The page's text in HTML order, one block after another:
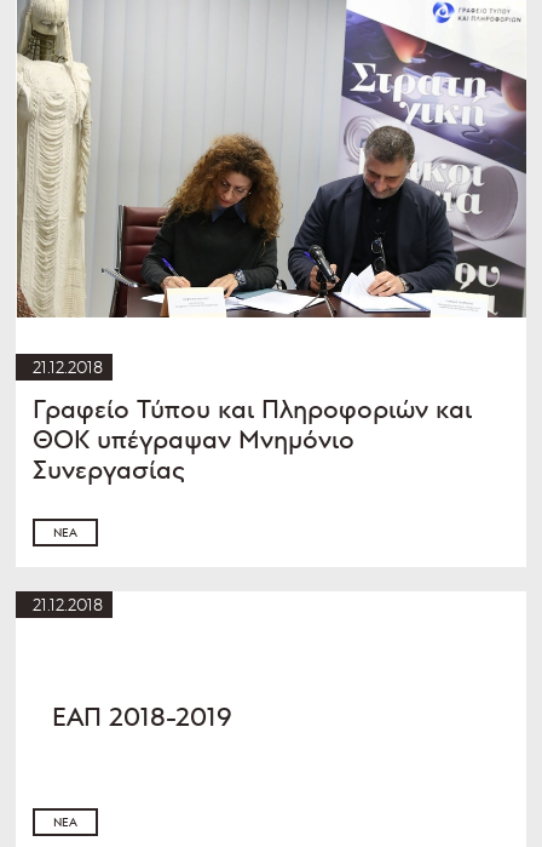
21.12.2018
Γραφείο Τύπου και Πληροφοριών και
ΘΟΚ υπέγραψαν Μνημόνιο
Συνεργασίας
ΝΈΑ
21.12.2018
ΕΑΠ 2018-2019
ΝΈΑ